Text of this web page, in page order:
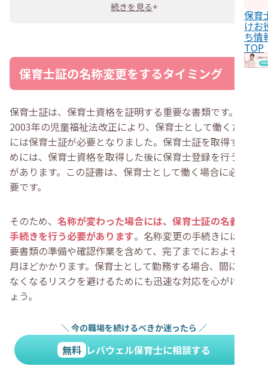
保育
けお
ち情
TOP
4.申請書類を提出する
・住所変更は引越しの都度必要？
・名称変更の有効期限は？
・変更後の保育士証がないと転職できない？
名称変更した保育士証はいつ届く？
・保育士証は旧姓のまま勤務できる？
・旧姓で勤務するメリット
・新姓で勤務するメリット
・保育士証の名称変更についてよくある質問
・ 名称変更したいけど保育士証をなくした！再発行はで
きる？
・ 保育士証の名前変更はどこで行うのですか？
・ まとめ
続きを見る+
保育士証の名称変更をするタイミング
保育士証は、保育士資格を証明する重要な書類です。
2003年の児童福祉法改正により、保育士として働くため
には保育士証が必要となりました。保育士証を取得するた
めには、保育士資格を取得した後に保育士登録を行う必要
があります。この証書は、保育士として働く場合に必ず必
要です。
そのため、 名称が変わった場合には、保育士証の名義変更
手続きを行う必要があります。名称変更の手続きには、必
要書類の準備や確認作業を含めて、完了までにおよそ2ヶ
月ほどかかります。保育士として勤務する場合、間に合わ
なくなるリスクを避けるためにも迅速な対応を心がけまし
ょう。
＼ 今の職場を続けるべきか迷ったら ／
無料 レバウェル保育士に相談する